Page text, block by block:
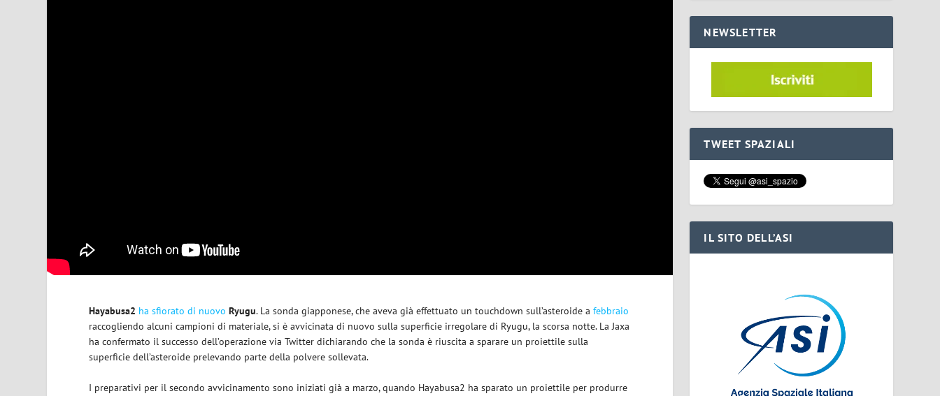
Hayabusa2 ha sfiorato di nuovo Ryugu. La sonda giapponese, che aveva già effettuato un touchdown sull’asteroide afebbraio
raccogliendo alcuni campioni di materiale, si è avvicinata di nuovo sulla superficie irregolare di Ryugu, la scorsa notte. La Jaxa
ha confermato il successo dell’operazione via Twitter dichiarando che la sonda è riuscita a sparare un proiettile sulla
superficie dell’asteroide prelevando parte della polvere sollevata.
I preparativi per il secondo avvicinamento sono iniziati già a marzo, quando Hayabusa2 ha sparato un proiettile per produrre
NEWSLETTER
TWEET SPAZIALI
IL SITO DELL’ASI